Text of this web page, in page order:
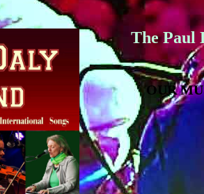
The Paul
OUR